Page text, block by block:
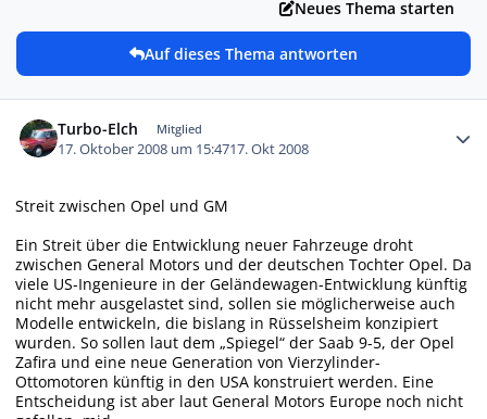
Neues Thema starten
Auf dieses Thema antworten
Turbo-Elch Mitglied
17. Oktober 2008 um 15:4717. Okt 2008
Streit zwischen Opel und GM
Ein Streit über die Entwicklung neuer Fahrzeuge droht
zwischen General Motors und der deutschen Tochter Opel. Da
viele US-Ingenieure in der Geländewagen-Entwicklung künftig
nicht mehr ausgelastet sind, sollen sie möglicherweise auch
Modelle entwickeln, die bislang in Rüsselsheim konzipiert
wurden. So sollen laut dem „Spiegel“ der Saab 9-5, der Opel
Zafira und eine neue Generation von Vierzylinder-
Ottomotoren künftig in den USA konstruiert werden. Eine
Entscheidung ist aber laut General Motors Europe noch nicht